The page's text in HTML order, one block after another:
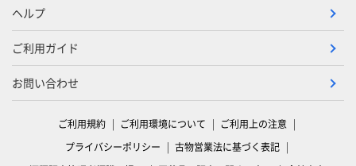
ヘルプ
ご利用ガイド
お問い合わせ
ご利用規約 ご利用環境について
ご利用上の注意
プライバシーポリシー
古物営業法に基づく表記